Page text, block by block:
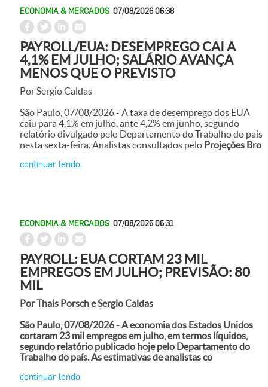
ECONOMIA & MERCADOS 07/08/2026 06:38
PAYROLL/EUA: DESEMPREGO CAI A
4,1% EM JULHO; SALÁRIO AVANÇA
MENOS QUE O PREVISTO
Por Sergio Caldas
São Paulo, 07/08/2026 - A taxa de desemprego dos EUA
caiu para 4,1% em julho, ante 4,2% em junho, segundo
relatório divulgado pelo Departamento do Trabalho do país
nesta sexta-feira. Analistas consultados pelo Projeções Bro
continuar lendo
ECONOMIA & MERCADOS 07/08/2026 06:31
PAYROLL: EUA CORTAM 23 MIL
EMPREGOS EM JULHO; PREVISÃO: 80
MIL
Por Thais Porsch e Sergio Caldas
São Paulo, 07/08/2026 - A economia dos Estados Unidos
cortaram 23 mil empregos em julho, em termos líquidos,
segundo relatório publicado hoje pelo Departamento do
Trabalho do país. As estimativas de analistas co
continuar lendo